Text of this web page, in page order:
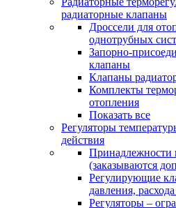
радиаторные клапаны
Дроссели для
однотрубных
Запорно-
клапаны
Клапаны
Комплекты
отопления
Показать все
Регуляторы
действия
Принадлежности
(заказываются
Регулирующие
давления,
Регуляторы –